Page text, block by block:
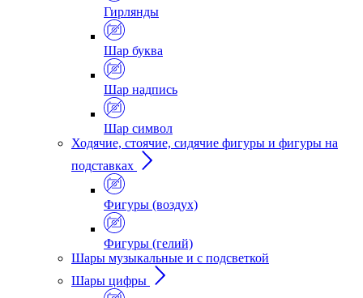
Гирлянды
Шар буква
Шар надпись
Шар символ
Ходячие, стоячие, сидячие фигуры и фигуры на
подставках
Фигуры (воздух)
Фигуры (гелий)
Шары музыкальные и с подсветкой
Шары цифры